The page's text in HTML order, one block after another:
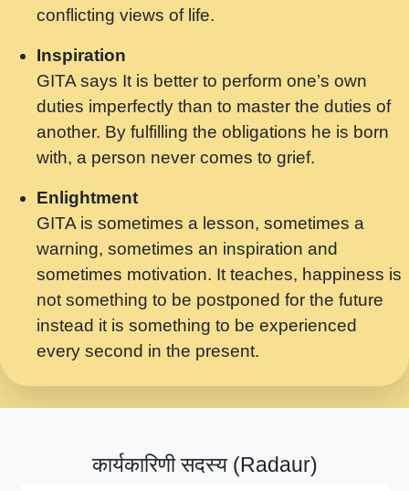
मन बध लय परम वल कगन Special Shyam
Saawariya.mp3
मर गनय न अपरध लडडल शर रध.... Shri
ravinandan shastri ji maharaj.mp3
मेरे मन हरी का ध्यान लगा - भजन भाव - 2018 -
Rishikesh - Swami Gyananand Ji
Maharaj.mp3
यह हसरत तलब ह नकज कमर Yahi Hasraten
Talab Hai Bhav Pravah #bhajan.mp3
लडल ज बल ल क ज न लग Sadhvi Purnima Ji
7.9.2021 जवल नगर दलल #बसर.mp3
सख भ मझ पयर ह दख भ मझ पयर ह!छड म कस दत
सपरहट भजन 2021 - तर अखय ह जद भर बहर ज म
सपरहट शयम भजन - जय जय शयम जय जय शयम
conflicting views of life.
Inspiration
GITA says It is better to perform one’s own
duties imperfectly than to master the duties of
another. By fulfilling the obligations he is born
with, a person never comes to grief.
Enlightment
GITA is sometimes a lesson, sometimes a
warning, sometimes an inspiration and
sometimes motivation. It teaches, happiness is
not something to be postponed for the future
instead it is something to be experienced
every second in the present.
कार्यकारिणी सदस्य (Radaur)